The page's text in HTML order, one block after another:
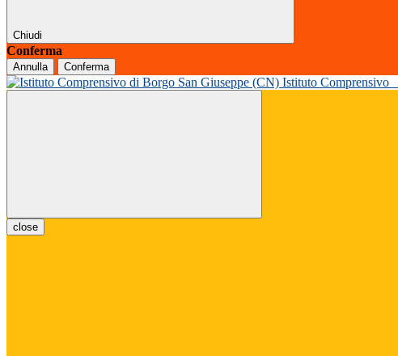
Chiudi
Conferma
Annulla Conferma
Istituto Comprensivo
close